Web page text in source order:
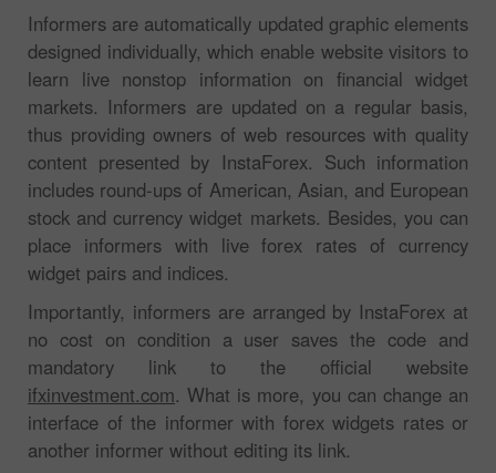
Informers are automatically updated graphic elements
designed individually, which enable website visitors to
learn live nonstop information on financial widget
markets. Informers are updated on a regular basis,
thus providing owners of web resources with quality
content presented by InstaForex. Such information
includes round-ups of American, Asian, and European
stock and currency widget markets. Besides, you can
place informers with live forex rates of currency
widget pairs and indices.
Importantly, informers are arranged by InstaForex at
no cost on condition a user saves the code and
mandatory link to the official website
ifxinvestment.com. What is more, you can change an
interface of the informer with forex widgets rates or
another informer without editing its link.